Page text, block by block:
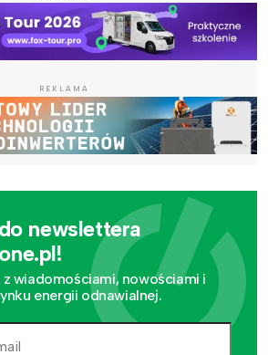
REKLAMA
newslettera
z wiadomościami, nowościami i
energii odnawialnej.